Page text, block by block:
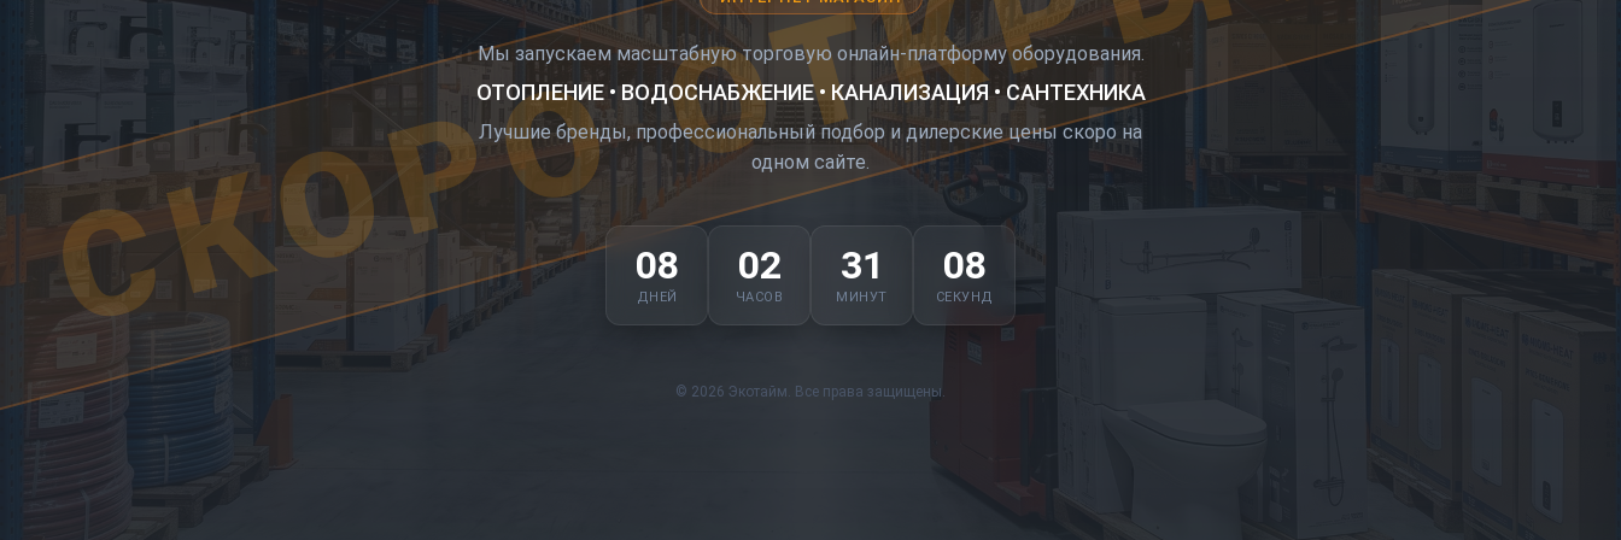
Мы запускаем масштабную торговую онлайн-платформу оборудования.
ОТОПЛЕНИЕ • ВОДОСНАБЖЕНИЕ • КАНАЛИЗАЦИЯ • САНТЕХНИКА
Лучшие бренды, профессиональный подбор и дилерские цены скоро на
одном сайте.
08
ДНЕЙ
02
ЧАСОВ
31
МИНУТ
07
СЕКУНД
© 2026 Экотайм. Все права защищены.